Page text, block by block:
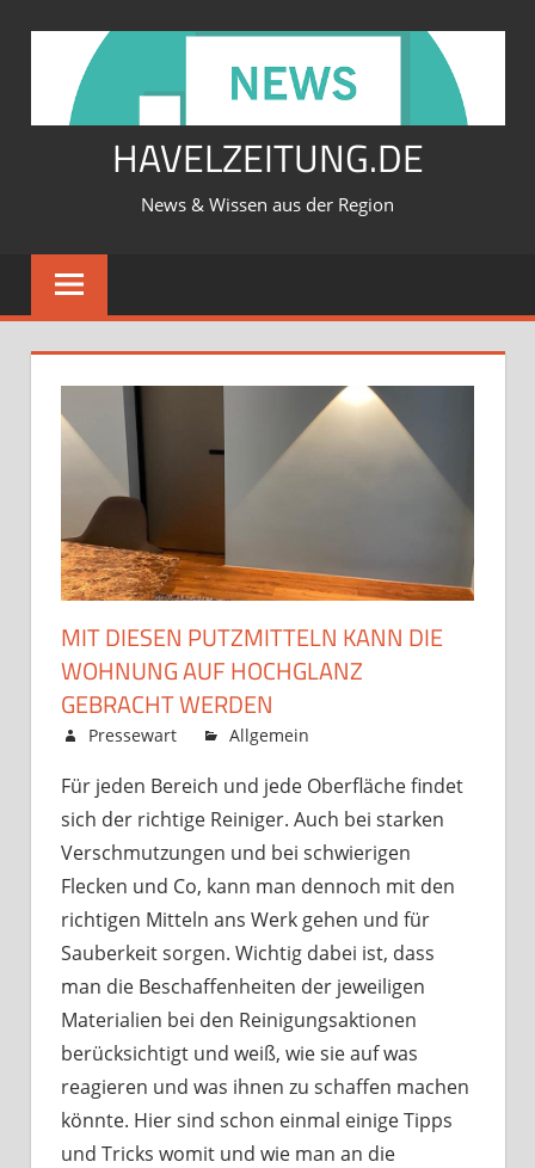
springen
HAVELZEITUNG.DE
News & Wissen aus der Region
MIT DIESEN PUTZMITTELN KANN DIE
WOHNUNG AUF HOCHGLANZ
GEBRACHT WERDEN
Mai 17, 2021
Pressewart Allgemein
Mit
diesen
kann
Wohnung
auf
Hochglanz
Für jeden Bereich und jede Oberfläche findet
sich der richtige Reiniger. Auch bei starken
Verschmutzungen und bei schwierigen
Flecken und Co, kann man dennoch mit den
richtigen Mitteln ans Werk gehen und für
Sauberkeit sorgen. Wichtig dabei ist, dass
man die Beschaffenheiten der jeweiligen
Materialien bei den Reinigungsaktionen
berücksichtigt und weiß, wie sie auf was
reagieren und was ihnen zu schaffen machen
könnte. Hier sind schon einmal einige Tipps
und Tricks womit und wie man an die